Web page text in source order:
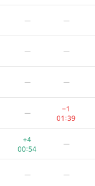
— —
— —
— —
—
−1
01:39
+4
00:54
—
— —